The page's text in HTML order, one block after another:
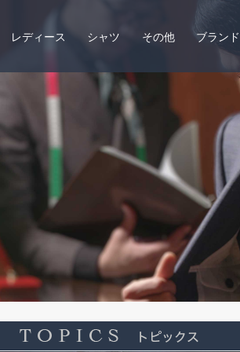
レディース シャツ その他 ブランド